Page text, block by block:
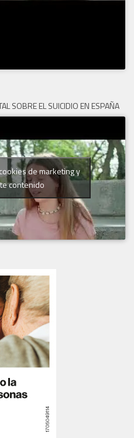
SOBRE EL SUICIDIO EN ESPAÑA
de marketing y
contenido